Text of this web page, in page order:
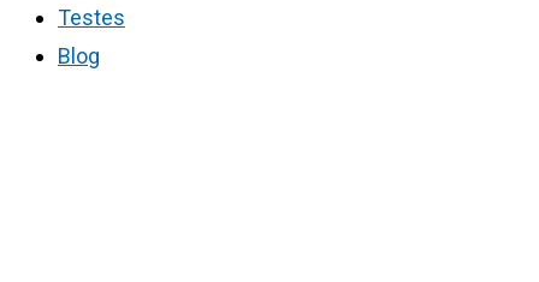
Testes
Blog